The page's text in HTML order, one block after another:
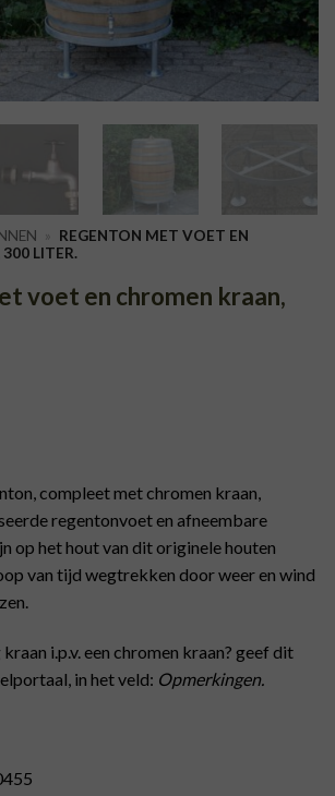
» REGENTON MET VOET EN
LITER.
voet en chromen kraan,
compleet met chromen kraan,
regentonvoet en afneembare
op het hout van dit originele houten
van tijd wegtrekken door weer en wind
i.p.v. een chromen kraan? geef dit
in het veld: Opmerkingen.